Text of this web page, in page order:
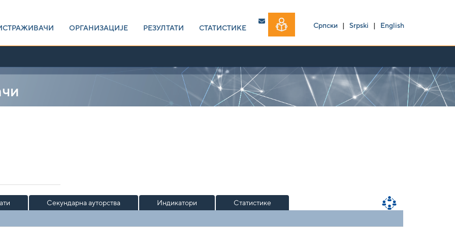
ОРГАНИЗАЦИЈЕ РЕЗУЛТАТИ СТАТИСТИКЕ Српски |Srpski | English
Секундарна ауторства Индикатори Статистике